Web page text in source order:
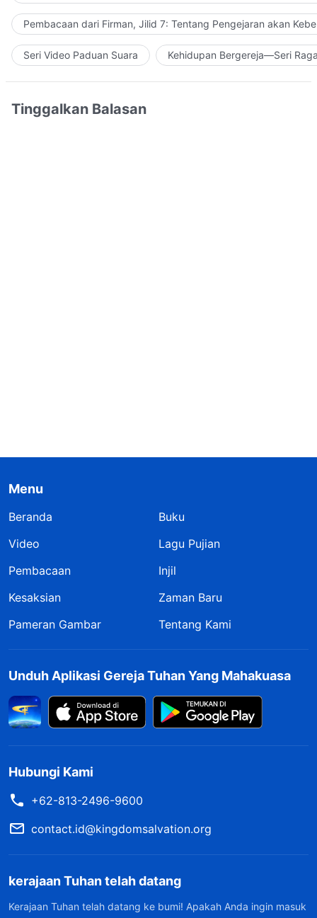
Pembacaan dari Firman, Jilid 7: Tentang Pengejaran akan
Seri Video Paduan Suara Kehidupan Bergereja—Seri
Tinggalkan Balasan
Menu
Beranda
Buku
Video
Lagu Pujian
Pembacaan
Injil
Kesaksian
Zaman Baru
Pameran Gambar
Tentang Kami
Unduh Aplikasi Gereja Tuhan Yang Mahakuasa
Hubungi Kami
+62-813-2496-9600
contact.id@kingdomsalvation.org
kerajaan Tuhan telah datang
Kerajaan Tuhan telah datang ke bumi! Apakah Anda ingin masuk